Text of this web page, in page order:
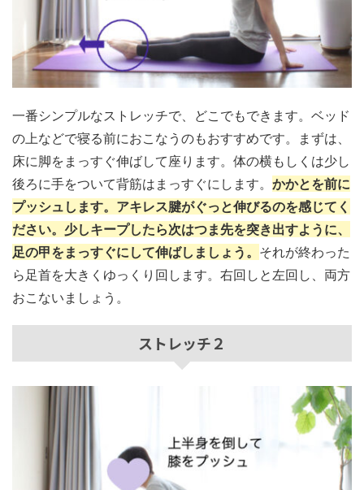
一番シンプルなストレッチで、どこでもできます。ベッド
の上などで寝る前におこなうのもおすすめです。まずは、
床に脚をまっすぐ伸ばして座ります。体の横もしくは少し
後ろに手をついて背筋はまっすぐにします。 かかとを前に
プッシュします。アキレス腱がぐっと伸びるのを感じてく
ださい。少しキープしたら次はつま先を突き出すように、
足の甲をまっすぐにして伸ばしましょう。 それが終わった
ら足首を大きくゆっくり回します。右回しと左回し、両方
おこないましょう。
ストレッチ２